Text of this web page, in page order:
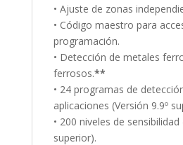
• Ajuste de zonas
• Código maestro para
programación.
• Detección de metales
ferrosos.**
• 24 programas de
aplicaciones (Versión 9.9º
• 200 niveles de
superior).